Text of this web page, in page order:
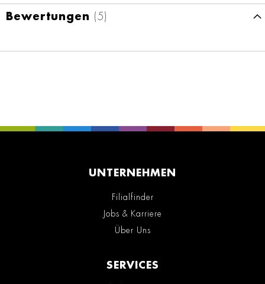
Bewertungen 5
UNTERNEHMEN
Filialfinder
Jobs & Karriere
Über Uns
SERVICES